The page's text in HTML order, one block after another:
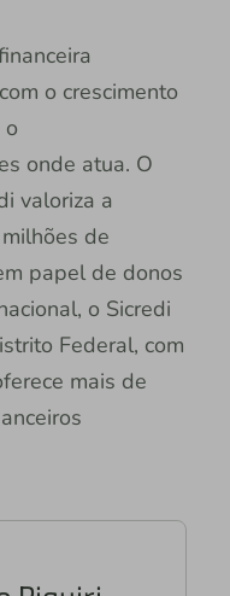
o crescimento
o
onde atua. O
valoriza a
de
papel de donos
o Sicredi
Federal, com
mais de